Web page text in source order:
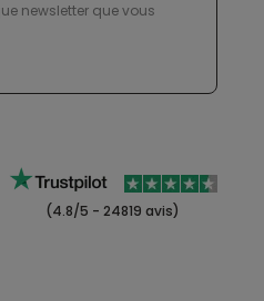
newsletter que vous
(4.8/5 - 24819 avis)